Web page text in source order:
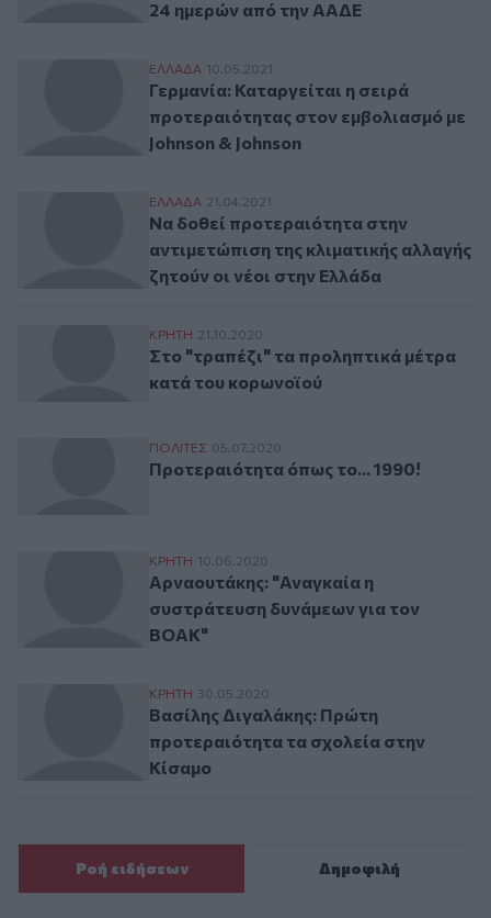
24 ημερών από την ΑΑΔΕ
Γερμανία: Καταργείται η σειρά
ΕΛΛAΔΑ 10.05.2021
Γερμανία: Καταργείται η σειρά
προτεραιότητας στον εμβολιασμό με
Johnson & Johnson
Να δοθεί προτεραιότητα στην
ΕΛΛAΔΑ 21.04.2021
Να δοθεί προτεραιότητα στην
αντιμετώπιση της κλιματικής αλλαγής
ζητούν οι νέοι στην Ελλάδα
Στο "τραπέζι" τα προληπτικά μέτρα κατά
ΚΡΗΤΗ 21.10.2020
Στο "τραπέζι" τα προληπτικά μέτρα
κατά του κορωνοϊού
Προτεραιότητα όπως το... 1990!
ΠΟΛΙΤΕΣ 05.07.2020
Προτεραιότητα όπως το... 1990!
Αρναουτάκης: "Αναγκαία η συστράτευση
ΚΡΗΤΗ 10.06.2020
Αρναουτάκης: "Αναγκαία η
συστράτευση δυνάμεων για τον
ΒΟΑΚ"
Βασίλης Διγαλάκης: Πρώτη
ΚΡΗΤΗ 30.05.2020
Βασίλης Διγαλάκης: Πρώτη
προτεραιότητα τα σχολεία στην
Κίσαμο
Ροή ειδήσεων Δημοφιλή